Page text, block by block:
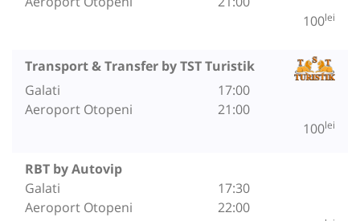
100lei
Transport & Transfer by TST Turistik
Galati
Aeroport Otopeni
17:00
21:00
100lei
RBT by Autovip
Galati
Aeroport Otopeni
17:30
22:00